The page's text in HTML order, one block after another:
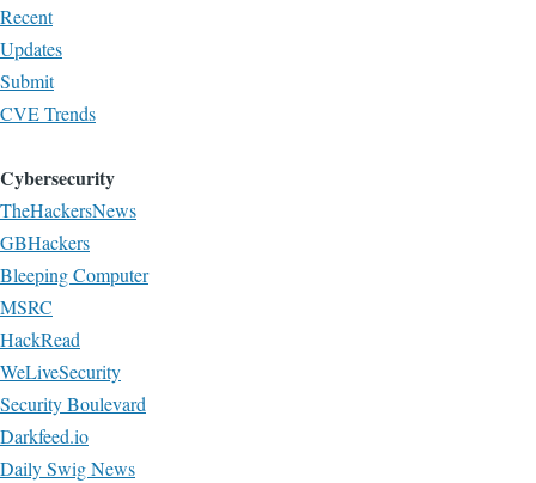
Recent
Updates
Submit
CVE Trends
Cybersecurity
TheHackersNews
GBHackers
Bleeping Computer
MSRC
HackRead
WeLiveSecurity
Security Boulevard
Darkfeed.io
Daily Swig News